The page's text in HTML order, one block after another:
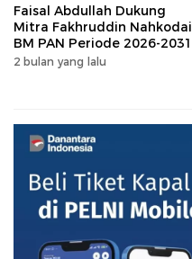
Faisal Abdullah Dukung
Mitra Fakhruddin Nahkodai
BM PAN Periode 2026-2031
2 bulan yang lalu